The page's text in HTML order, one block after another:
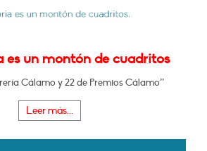
es un montón de cuadritos
Cálamo y 22 de Premios Cálamo”
Leer más...